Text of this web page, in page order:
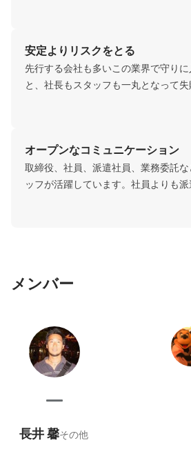
安定よりリスクをとる
先行する会社も多いこの業界で守り
と、社長もスタッフも一丸となって
ャーな会社です。
オープンなコミュニケーション
取締役、社員、派遣社員、業務委託
ッフが活躍しています。社員よりも
メンバー
長井 馨その他